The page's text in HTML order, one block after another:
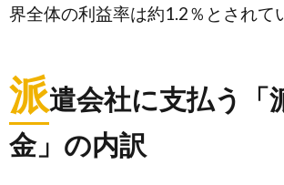
界全体の利益率は約1.2％とされて
派遣会社に支払う「
金」の内訳